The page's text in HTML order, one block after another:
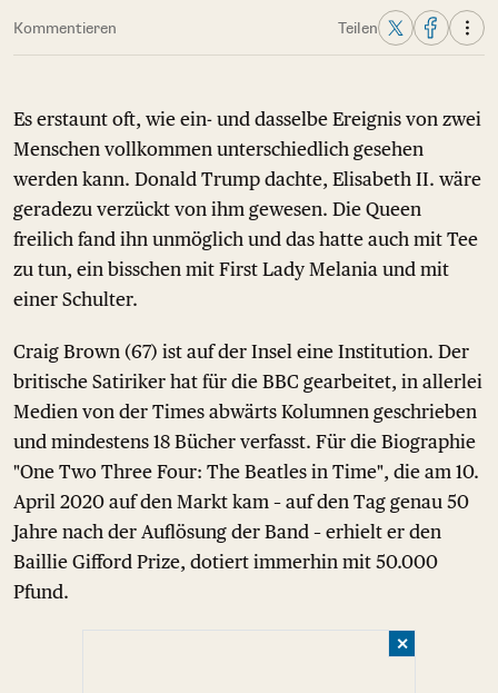
Kommentieren Teilen
Es erstaunt oft, wie ein- und dasselbe Ereignis von zwei
Menschen vollkommen unterschiedlich gesehen
werden kann. Donald Trump dachte, Elisabeth II. wäre
geradezu verzückt von ihm gewesen. Die Queen
freilich fand ihn unmöglich und das hatte auch mit Tee
zu tun, ein bisschen mit First Lady Melania und mit
einer Schulter.
Craig Brown (67) ist auf der Insel eine Institution. Der
britische Satiriker hat für die BBC gearbeitet, in allerlei
Medien von der Times abwärts Kolumnen geschrieben
und mindestens 18 Bücher verfasst. Für die Biographie
"One Two Three Four: The Beatles in Time", die am 10.
April 2020 auf den Markt kam – auf den Tag genau 50
Jahre nach der Auflösung der Band – erhielt er den
Baillie Gifford Prize, dotiert immerhin mit 50.000
Pfund.
✕